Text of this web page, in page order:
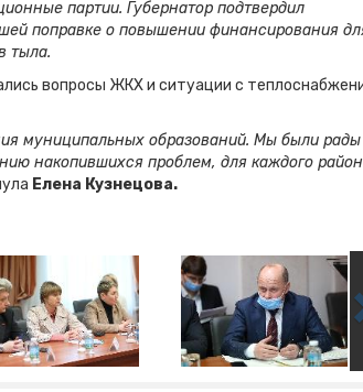
партии. Губернатор подтвердил
поправке о повышении финансирования
тыла.
вопросы ЖКХ и ситуации с
муниципальных образований. Мы были рады
накопившихся проблем, для каждого
Елена Кузнецова.